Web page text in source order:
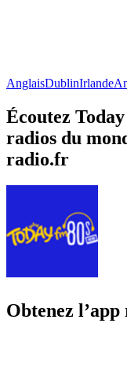
AnglaisDublinIrlande
Écoutez
radios du
radio.fr
Obtenez